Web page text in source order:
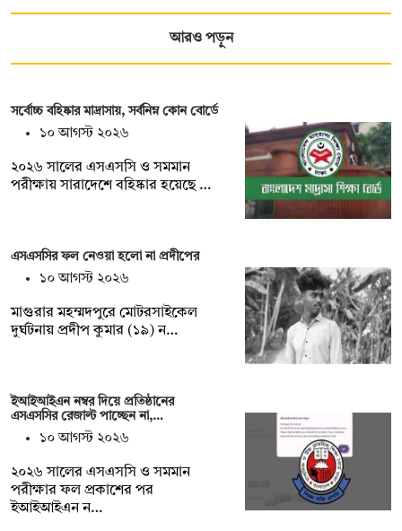
আরও পড়ুন
সর্বোচ্চ বহিষ্কার মাদ্রাসায়, সর্বনিম্ন কোন বোর্ডে
১০ আগস্ট ২০২৬
২০২৬ সালের এসএসসি ও সমমান
পরীক্ষায় সারাদেশে বহিষ্কার হয়েছে …
এসএসসির ফল নেওয়া হলো না প্রদীপের
১০ আগস্ট ২০২৬
মাগুরার মহম্মদপুরে মোটরসাইকেল
দুর্ঘটনায় প্রদীপ কুমার (১৯) ন…
ইআইআইএন নম্বর দিয়ে প্রতিষ্ঠানের
এসএসসির রেজাল্ট পাচ্ছেন না,…
১০ আগস্ট ২০২৬
২০২৬ সালের এসএসসি ও সমমান
পরীক্ষার ফল প্রকাশের পর
ইআইআইএন ন…